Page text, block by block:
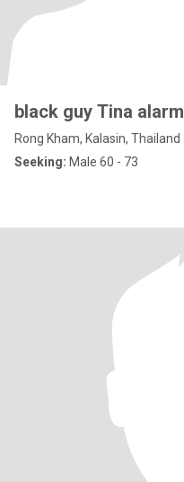
black guy Tina alarm
Rong Kham, Kalasin, Thailand
Seeking: Male 60 - 73